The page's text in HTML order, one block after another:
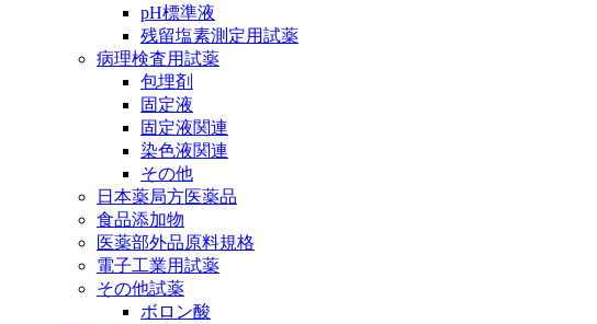
pH標準液
残留塩素測定用試薬
病理検査用試薬
包埋剤
固定液
固定液関連
染色液関連
その他
日本薬局方医薬品
食品添加物
医薬部外品原料規格
電子工業用試薬
その他試薬
ボロン酸